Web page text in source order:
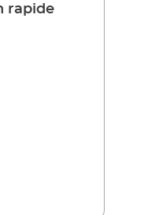
rapide